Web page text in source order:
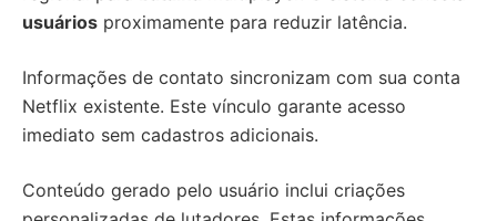
usuários proximamente para reduzir latência.
Informações de contato sincronizam com sua conta
Netflix existente. Este vínculo garante acesso
imediato sem cadastros adicionais.
Conteúdo gerado pelo usuário inclui criações